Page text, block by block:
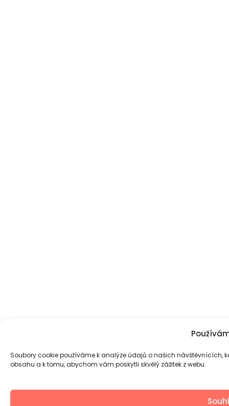
Soubory cookie používáme k analýze údajů o našich návštěvnících,
obsahu a k tomu, abychom vám poskytli skvělý zážitek z webu.